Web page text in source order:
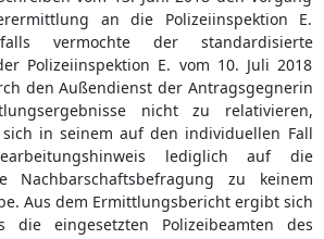
an die Polizeiinspektion E.
vermochte der standardisierte
Polizeiinspektion E. vom 10. Juli 2018
den Außendienst der Antragsgegnerin
nicht zu relativieren,
in seinem auf den individuellen Fall
lediglich auf die
Nachbarschaftsbefragung zu keinem
Aus dem Ermittlungsbericht ergibt sich
die eingesetzten Polizeibeamten des